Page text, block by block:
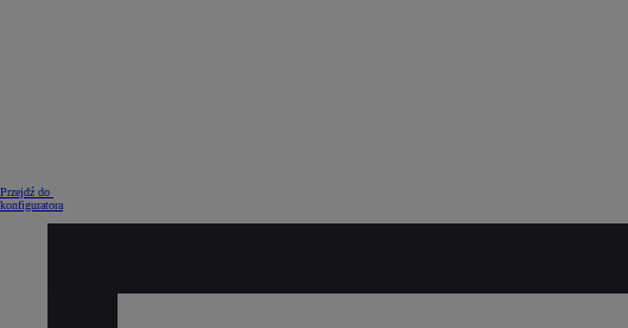
Przejdź do
konfiguratora